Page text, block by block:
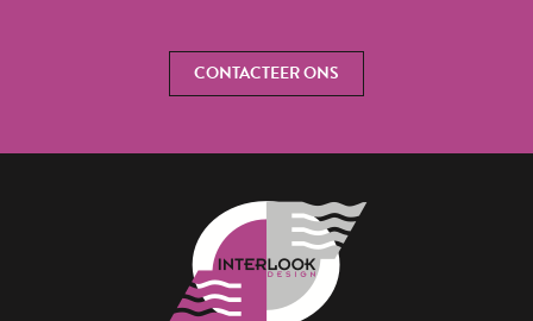
CONTACTEER ONS